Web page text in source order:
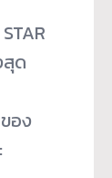
สุด
อง